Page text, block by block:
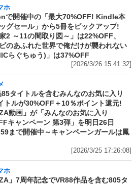
ホ
で開催中の「最大70%OFF! Kindle本
グセール」から5冊をピックアップ!
家2 ～11の間取り図～」は22%OFF、
ビのあふれた世界で俺だけが襲われない
らぐちゅう)」は37%OFF
[2026/3/26 15:41:32]
タイトルを含むみんなのお気に入り
トルが30%OFF＋10％ポイント還元!
動画」が「みんなのお気に入り
キャンペーン 第3弾」を明日26日
まで開催中～キャンペーンガールは鳳
[2026/3/25 17:26:08]
ホ
」7周年記念でVR88作品を含む805タ